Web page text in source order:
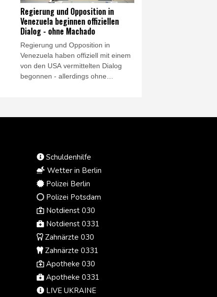
sagte Präsident Ralph Spiegler der
"Rheinischen Post"
(Freitagsausgabe). Deutschland
müsse Wasser daher "künftig als
strategische Ressource begreifen".
Regierung und Opposition in
Venezuela beginnen offiziellen
Dialog - ohne Machado
Regierung und Opposition in
Venezuela haben offiziell mit einem
von den USA vermittelten Dialog
begonnen - allerdings ohne
Stärkung der Demokratie und die
Zudem solle gemeinsam über das
weitere Vorgehen nach dem
schweren Doppel-Erdbeben gehen,
Menschen getötet wurden.
Schuldenhilfe
Wetter in Berlin
Polizei Berlin
Polizei Potsdam
Notdienst 030
Notdienst 0331
Zahnärzte 030
Zahnärzte 0331
Apotheke 030
Apotheke 0331
LIVE UKRAINE